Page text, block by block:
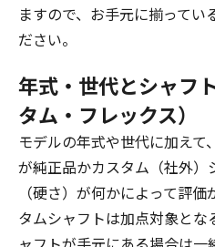
ますので、お手元に揃ってい
ださい。
年式・世代とシャフ
タム・フレックス）
モデルの年式や世代に加えて
が純正品かカスタム（社外）
（硬さ）が何かによって評
タムシャフトは加点対象とな